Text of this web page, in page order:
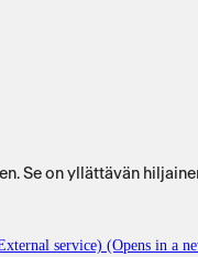
Se on yllättävän
service) (Opens in a